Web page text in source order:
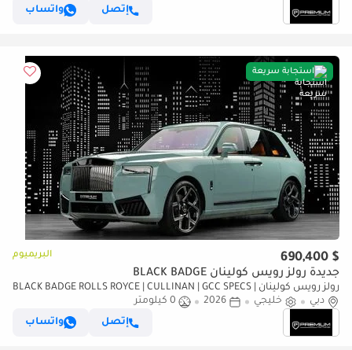
إتصل
واتساب
استجابة سريعة
$ 690,400 البريميوم
جديدة رولز رويس كولينان BLACK BADGE
رولز رويس كولينان BLACK BADGE ROLLS ROYCE | CULLINAN | GCC SPECS |
DEALER WARRANTY + SERVICE CONTRACT
دبي خليجي 2026
0 كيلومتر
إتصل
واتساب